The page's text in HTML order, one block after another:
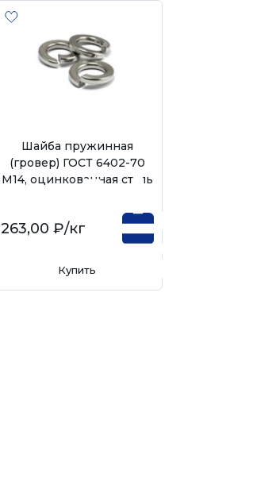
Шайба пружинная
(гровер) ГОСТ 6402-70
М14, оцинкованная сталь
263,00 ₽/кг
Купить